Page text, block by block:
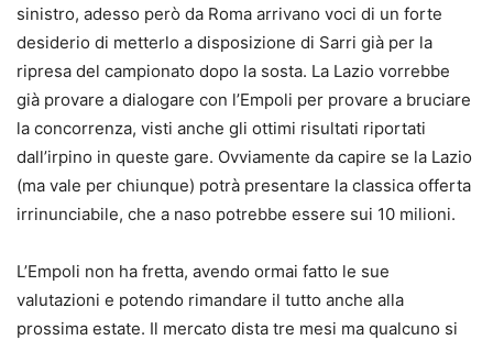
sinistro, adesso però da Roma arrivano voci di un forte
desiderio di metterlo a disposizione di Sarri già per la
ripresa del campionato dopo la sosta. La Lazio vorrebbe
già provare a dialogare con l’Empoli per provare a bruciare
la concorrenza, visti anche gli ottimi risultati riportati
dall’irpino in queste gare. Ovviamente da capire se la Lazio
(ma vale per chiunque) potrà presentare la classica offerta
irrinunciabile, che a naso potrebbe essere sui 10 milioni.
L’Empoli non ha fretta, avendo ormai fatto le sue
valutazioni e potendo rimandare il tutto anche alla
prossima estate. Il mercato dista tre mesi ma qualcuno si